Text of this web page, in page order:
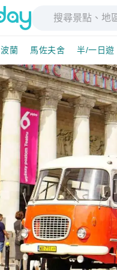
波蘭 馬佐夫舍 半/一日遊